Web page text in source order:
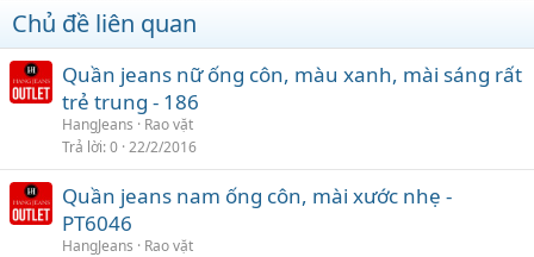
Chủ đề liên quan
Quần jeans nữ ống côn, màu xanh, mài sáng rất
trẻ trung - 186
HangJeans
Rao vặt
Trả lời 0 22/2/2016
Quần jeans nam ống côn, mài xước nhẹ -
PT6046
HangJeans
Rao vặt